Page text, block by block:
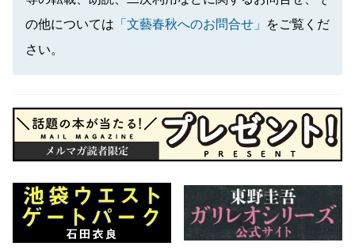
の他については 「文藝春秋へのお問合せ」
をご覧くだ
さい。